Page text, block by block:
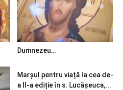
Dumnezeu…
Marșul pentru viață la cea de-
a II-a ediție în s. Lucășeuca,...